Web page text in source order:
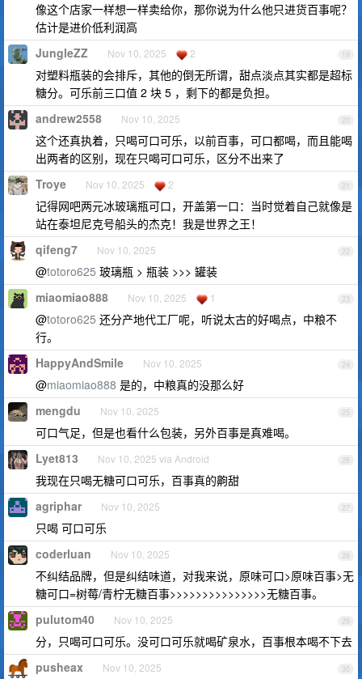
像这个店家一样想一样卖给你，那你说为什么他只进货百事呢？
估计是进价低利润高
19
JungleZZ Nov 10, 2025 2
对塑料瓶装的会排斥，其他的倒无所谓，甜点淡点其实都是超标
糖分。可乐前三口值 2 块 5 ，剩下的都是负担。
20
andrew2558 Nov 10, 2025
这个还真执着，只喝可口可乐，以前百事，可口都喝，而且能喝
出两者的区别，现在只喝可口可乐，区分不出来了
21
Troye Nov 10, 2025 2
记得网吧两元冰玻璃瓶可口，开盖第一口：当时觉着自己就像是
站在泰坦尼克号船头的杰克！我是世界之王！
22
qifeng7 Nov 10, 2025
@totoro625 玻璃瓶 > 瓶装 >>> 罐装
23
miaomiao888 Nov 10, 2025 1
@totoro625 还分产地代工厂呢，听说太古的好喝点，中粮不
行。
24
HappyAndSmile Nov 10, 2025
@miaomiao888 是的，中粮真的没那么好
25
mengdu Nov 10, 2025
可口气足，但是也看什么包装，另外百事是真难喝。
26
Lyet813 Nov 10, 2025 via Android
我现在只喝无糖可口可乐，百事真的齁甜
27
agriphar Nov 10, 2025
只喝 可口可乐
28
coderluan Nov 10, 2025
不纠结品牌，但是纠结味道，对我来说，原味可口>原味百事>无
糖可口=树莓/青柠无糖百事>>>>>>>>>>>>>>>无糖百事。
29
pulutom40 Nov 10, 2025
分，只喝可口可乐。没可口可乐就喝矿泉水，百事根本喝不下去
30
pusheax Nov 10, 2025